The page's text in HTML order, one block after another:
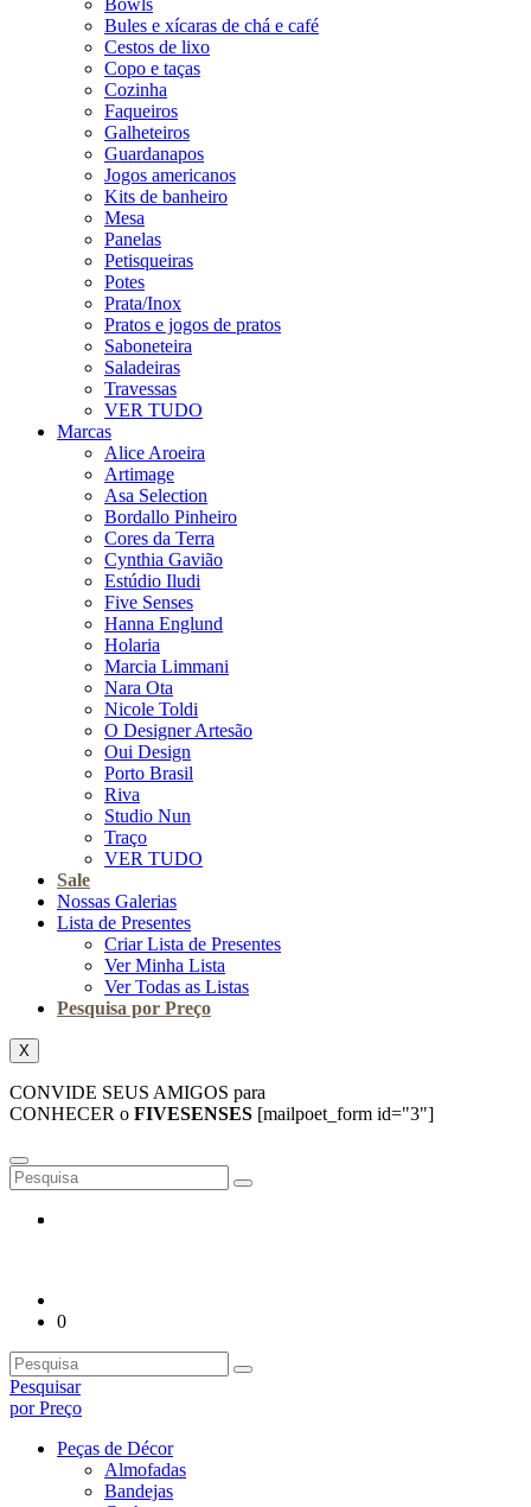
Bowls
Bules e xícaras de chá e café
Cestos de lixo
Copo e taças
Cozinha
Faqueiros
Galheteiros
Guardanapos
Jogos americanos
Kits de banheiro
Mesa
Panelas
Petisqueiras
Potes
Prata/Inox
Pratos e jogos de pratos
Saboneteira
Saladeiras
Travessas
VER TUDO
Marcas
Alice Aroeira
Artimage
Asa Selection
Bordallo Pinheiro
Cores da Terra
Cynthia Gavião
Estúdio Iludi
Five Senses
Hanna Englund
Holaria
Marcia Limmani
Nara Ota
Nicole Toldi
O Designer Artesão
Oui Design
Porto Brasil
Riva
Studio Nun
Traço
VER TUDO
Sale
Nossas Galerias
Lista de Presentes
Criar Lista de Presentes
Ver Minha Lista
Ver Todas as Listas
Pesquisa por Preço
X
CONVIDE SEUS AMIGOS para
CONHECER o FIVESENSES [mailpoet_form id="3"]
0
Pesquisar
por Preço
Peças de Décor
Almofadas
Bandejas